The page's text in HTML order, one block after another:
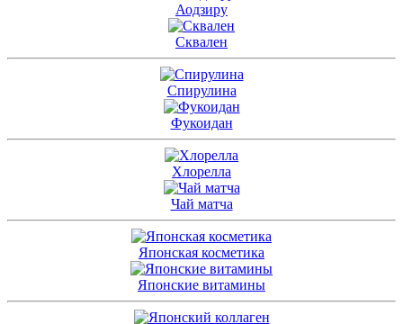
Аодзиру
Сквален
Спирулина
Фукоидан
Хлорелла
Чай матча
Японская косметика
Японские витамины